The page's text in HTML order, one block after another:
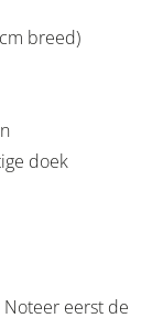
breed)
doek
Noteer eerst de